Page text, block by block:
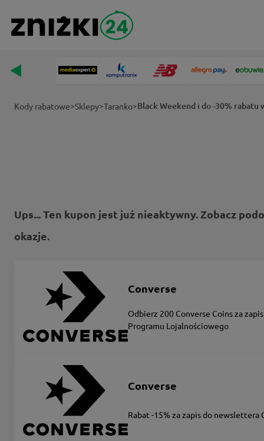
Kody rabatowe>Sklepy>Taranko>Black Weekend i do -30% rabatu
Ups... Ten kupon jest już nieaktywny. Zobacz
okazje.
Converse
Odbierz 200 Converse Coins za
Programu Lojalnościowego
Converse
Rabat -15% za zapis do newslettera